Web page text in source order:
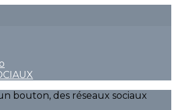
bouton, des réseaux sociaux